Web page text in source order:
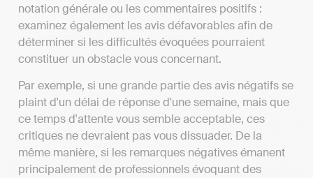
notation générale ou les commentaires positifs :
examinez également les avis défavorables afin de
déterminer si les difficultés évoquées pourraient
constituer un obstacle vous concernant.
Par exemple, si une grande partie des avis négatifs se
plaint d'un délai de réponse d'une semaine, mais que
ce temps d'attente vous semble acceptable, ces
critiques ne devraient pas vous dissuader. De la
même manière, si les remarques négatives émanent
principalement de professionnels évoquant des